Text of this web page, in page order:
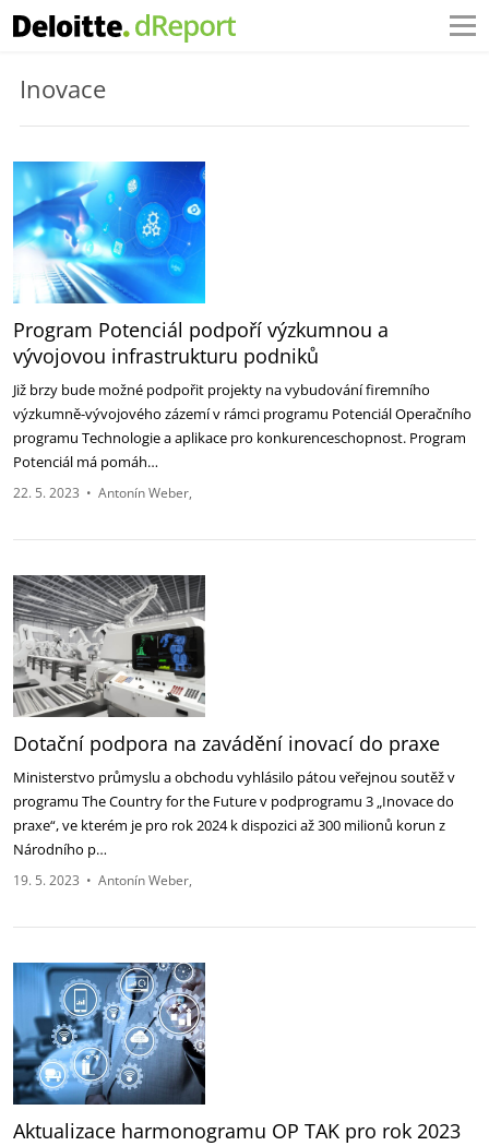
Inovace
Program Potenciál podpoří výzkumnou a
vývojovou infrastrukturu podniků
Již brzy bude možné podpořit projekty na vybudování firemního
výzkumně-vývojového zázemí v rámci programu Potenciál Operačního
programu Technologie a aplikace pro konkurenceschopnost. Program
Potenciál má pomáh…
22. 5. 2023 • Antonín Weber
Dotační podpora na zavádění inovací do praxe
Ministerstvo průmyslu a obchodu vyhlásilo pátou veřejnou soutěž v
programu The Country for the Future v podprogramu 3 „Inovace do
praxe“, ve kterém je pro rok 2024 k dispozici až 300 milionů korun z
Národního p…
19. 5. 2023 • Antonín Weber
Aktualizace harmonogramu OP TAK pro rok 2023